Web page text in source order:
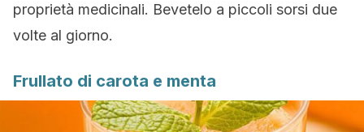
proprietà medicinali. Bevetelo a piccoli sorsi due
volte al giorno.
Frullato di carota e menta